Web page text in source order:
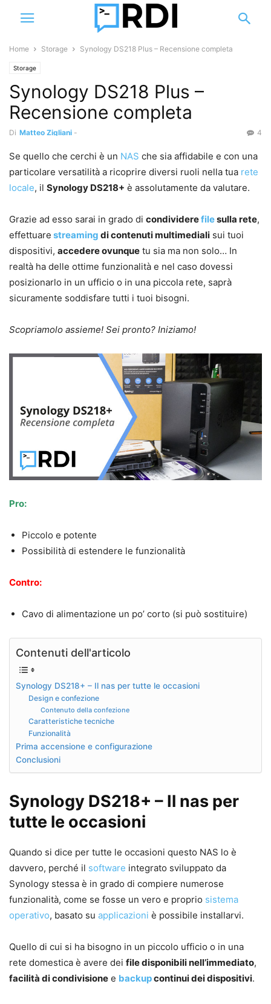
Home Storage Synology DS218 Plus – Recensione completa
Storage
Synology DS218 Plus –
Recensione completa
Di Matteo Zigliani - 4
Se quello che cerchi è un NAS che sia affidabile e con una
particolare versatilità a ricoprire diversi ruoli nella tua rete
locale, il Synology DS218+ è assolutamente da valutare.
Grazie ad esso sarai in grado di condividerefilesulla rete,
effettuare streaming di contenuti multimediali sui tuoi
dispositivi, accedere ovunque tu sia ma non solo… In
realtà ha delle ottime funzionalità e nel caso dovessi
posizionarlo in un ufficio o in una piccola rete, saprà
sicuramente soddisfare tutti i tuoi bisogni.
Scopriamolo assieme! Sei pronto? Iniziamo!
Pro:
Piccolo e potente
Possibilità di estendere le funzionalità
Contro:
Cavo di alimentazione un po’ corto (si può sostituire)
Contenuti dell'articolo
Synology DS218+ – Il nas per tutte le occasioni
Design e confezione
Contenuto della confezione
Caratteristiche tecniche
Funzionalità
Prima accensione e configurazione
Conclusioni
Synology DS218+ – Il nas per
tutte le occasioni
Quando si dice per tutte le occasioni questo NAS lo è
davvero, perché il software integrato sviluppato da
Synology stessa è in grado di compiere numerose
funzionalità, come se fosse un vero e proprio sistema
operativo, basato su applicazioni è possibile installarvi.
Quello di cui si ha bisogno in un piccolo ufficio o in una
rete domestica è avere dei file disponibili nell’immediato,
facilità di condivisione e backupcontinui dei dispositivi.